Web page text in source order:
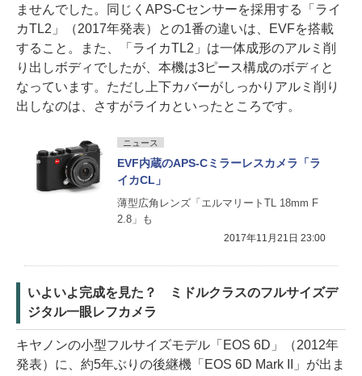
ませんでした。同じくAPS-Cセンサーを採用する「ライ
カTL2」（2017年発表）との1番の違いは、EVFを搭載
すること。また、「ライカTL2」は一体成形のアルミ削
り出しボディでしたが、本機は3ピース構成のボディと
なっています。ただし上下カバーがしっかりアルミ削り
出しなのは、さすがライカといったところです。
ニュース
EVF内蔵のAPS-Cミラーレスカメラ「ラ
イカCL」
薄型広角レンズ「エルマリートTL 18mm F
2.8」も
2017年11月21日 23:00
いよいよ完成を見た？ ミドルクラスのフルサイズデ
ジタル一眼レフカメラ
キヤノンの小型フルサイズモデル「EOS 6D」（2012年
発表）に、約5年ぶりの後継機「EOS 6D Mark II」が出ま